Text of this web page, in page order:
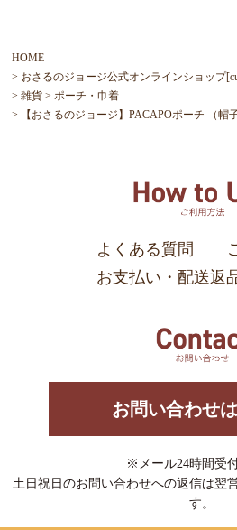
HOME
おさるのジョージ公式オンラインショップ
雑貨
ポーチ・巾着
【おさるのジョージ】PACAPOポーチ （帽
よくある質問
お支払い・配送返
お問い合わせ
※メール24時間受付
土日祝日のお問い合わせへの返信は翌
す。